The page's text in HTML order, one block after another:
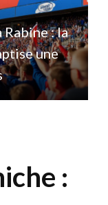
Rabine : la
une
: